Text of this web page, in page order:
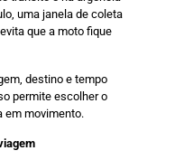
uma janela de coleta
que a moto fique
destino e tempo
permite escolher o
em movimento.